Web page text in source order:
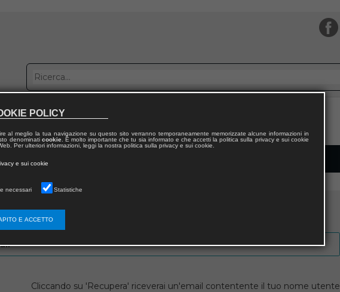
con noi
email che hai fornito in fase di registrazione
Cliccando su 'Recupera' riceverai un'email contentente il tuo nome utente
POLICY
al meglio la tua navigazione su questo sito verranno temporaneamente memorizzate alcune informazioni in
denominati cookie. È molto importante che tu sia informato e che accetti la politica sulla privacy e sui cookie
Per ulteriori informazioni, leggi la nostra politica sulla privacy e sui cookie.
e sui cookie
necessari Statistiche
E ACCETTO